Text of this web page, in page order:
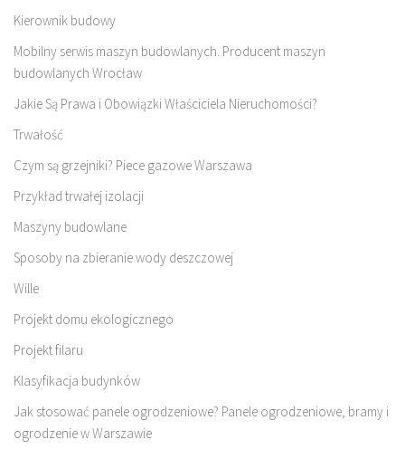
Kierownik budowy
Mobilny serwis maszyn budowlanych. Producent maszyn
budowlanych Wrocław
Jakie Są Prawa i Obowiązki Właściciela Nieruchomości?
Trwałość
Czym są grzejniki? Piece gazowe Warszawa
Przykład trwałej izolacji
Maszyny budowlane
Sposoby na zbieranie wody deszczowej
Wille
Projekt domu ekologicznego
Projekt filaru
Klasyfikacja budynków
Jak stosować panele ogrodzeniowe? Panele ogrodzeniowe, bramy i
ogrodzenie w Warszawie